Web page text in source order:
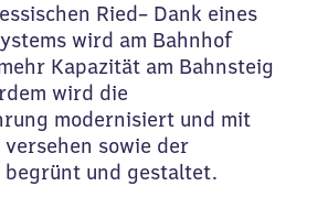
Ried– Dank eines
wird am Bahnhof
Kapazität am Bahnsteig
wird die
modernisiert und mit
sowie der
und gestaltet.